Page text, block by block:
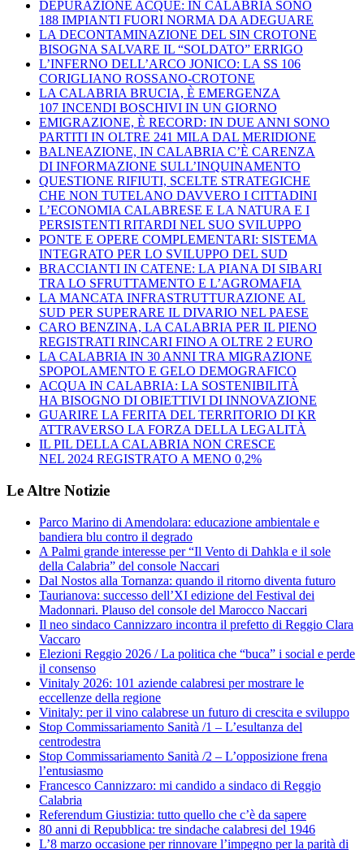
DEPURAZIONE ACQUE: IN CALABRIA SONO
188 IMPIANTI FUORI NORMA DA ADEGUARE
LA DECONTAMINAZIONE DEL SIN CROTONE
BISOGNA SALVARE IL “SOLDATO” ERRIGO
L’INFERNO DELL’ARCO JONICO: LA SS 106
CORIGLIANO ROSSANO-CROTONE
LA CALABRIA BRUCIA, È EMERGENZA
107 INCENDI BOSCHIVI IN UN GIORNO
EMIGRAZIONE, È RECORD: IN DUE ANNI SONO
PARTITI IN OLTRE 241 MILA DAL MERIDIONE
BALNEAZIONE, IN CALABRIA C’È CARENZA
DI INFORMAZIONE SULL’INQUINAMENTO
QUESTIONE RIFIUTI, SCELTE STRATEGICHE
CHE NON TUTELANO DAVVERO I CITTADINI
L’ECONOMIA CALABRESE E LA NATURA E I
PERSISTENTI RITARDI NEL SUO SVILUPPO
PONTE E OPERE COMPLEMENTARI: SISTEMA
INTEGRATO PER LO SVILUPPO DEL SUD
BRACCIANTI IN CATENE: LA PIANA DI SIBARI
TRA LO SFRUTTAMENTO E L’AGROMAFIA
LA MANCATA INFRASTRUTTURAZIONE AL
SUD PER SUPERARE IL DIVARIO NEL PAESE
CARO BENZINA, LA CALABRIA PER IL PIENO
REGISTRATI RINCARI FINO A OLTRE 2 EURO
LA CALABRIA IN 30 ANNI TRA MIGRAZIONE
SPOPOLAMENTO E GELO DEMOGRAFICO
ACQUA IN CALABRIA: LA SOSTENIBILITÀ
HA BISOGNO DI OBIETTIVI DI INNOVAZIONE
GUARIRE LA FERITA DEL TERRITORIO DI KR
ATTRAVERSO LA FORZA DELLA LEGALITÀ
IL PIL DELLA CALABRIA NON CRESCE
NEL 2024 REGISTRATO A MENO 0,2%
Le Altre Notizie
Parco Marino di Amendolara: educazione ambientale e
bandiera blu contro il degrado
A Palmi grande interesse per “Il Vento di Dahkla e il sole
della Calabria” del console Naccari
Dal Nostos alla Tornanza: quando il ritorno diventa futuro
Taurianova: successo dell’XI edizione del Festival dei
Madonnari. Plauso del console del Marocco Naccari
Il neo sindaco Cannizzaro incontra il prefetto di Reggio Clara
Vaccaro
Elezioni Reggio 2026 / La politica che “buca” i social e perde
il consenso
Vinitaly 2026: 101 aziende calabresi per mostrare le
eccellenze della regione
Vinitaly: per il vino calabrese un futuro di crescita e sviluppo
Stop Commissariamento Sanità /1 – L’esultanza del
centrodestra
Stop Commissariamento Sanità /2 – L’opposizione frena
l’entusiasmo
Francesco Cannizzaro: mi candido a sindaco di Reggio
Calabria
Referendum Giustizia: tutto quello che c’è da sapere
80 anni di Repubblica: tre sindache calabresi del 1946
L’8 marzo occasione per rinnovare l’impegno per la parità di